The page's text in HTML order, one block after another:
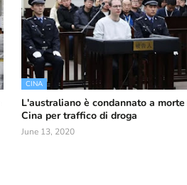
CINA
L'australiano è condannato a
Cina per traffico di droga
June 13, 2020